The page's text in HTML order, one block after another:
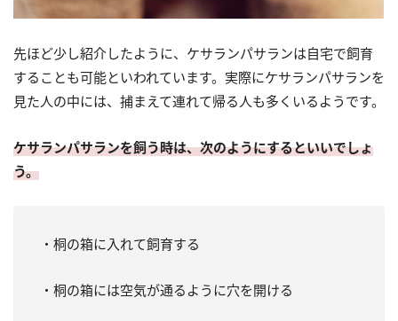
先ほど少し紹介したように、ケサランパサランは自宅で飼育
することも可能といわれています。実際にケサランパサランを
見た人の中には、捕まえて連れて帰る人も多くいるようです。
ケサランパサランを飼う時は、次のようにするといいでしょ
う。
・桐の箱に入れて飼育する
・桐の箱には空気が通るように穴を開ける